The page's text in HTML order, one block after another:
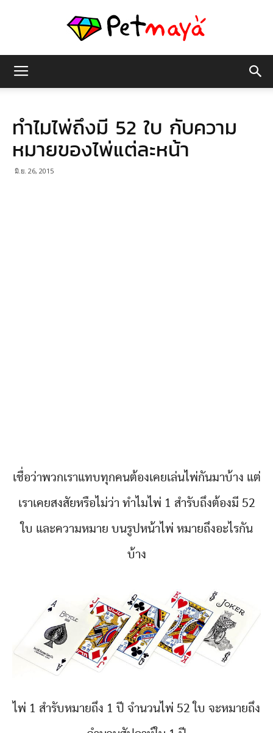
มายา
ทำไมไพ่ถึงมี 52 ใบ กับความ
หมายของไพ่แต่ละหน้า
มิ.ย. 26, 2015
เชื่อว่าพวกเราแทบทุกคนต้องเคยเล่นไพ่กันมาบ้าง แต่
เราเคยสงสัยหรือไม่ว่า ทำไมไพ่ 1 สำรับถึงต้องมี 52
ใบ และความหมาย บนรูปหน้าไพ่ หมายถึงอะไรกัน
บ้าง
ไพ่ 1 สำรับหมายถึง 1 ปี จำนวนไพ่ 52 ใบ จะหมายถึง